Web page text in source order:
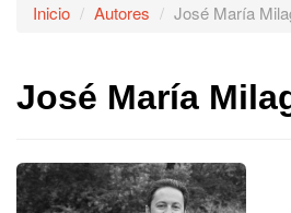
Inicio Autores José María
José María